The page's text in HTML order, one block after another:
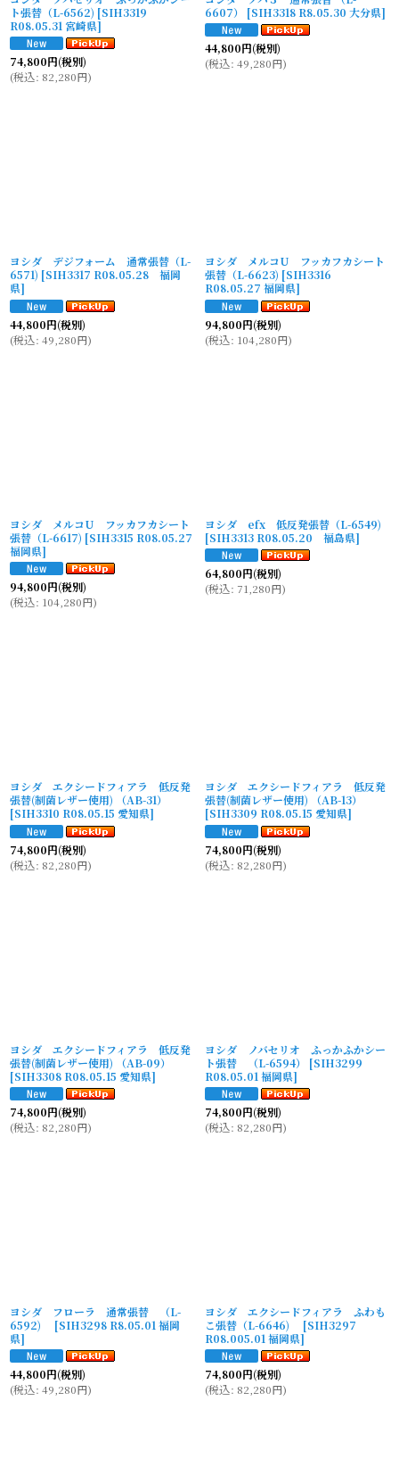
ト張替（L-6562) [SIH3319
R08.05.31 宮崎県]
74,800円(税別)
(税込: 82,280円)
6607）
[SIH3318 R8.05.30 大分県]
44,800円(税別)
(税込: 49,280円)
ヨシダ デジフォーム 通常張替（L-
6571) [SIH3317 R08.05.28 福岡
県]
44,800円(税別)
(税込: 49,280円)
ヨシダ メルコU フッカフカシート
張替（L-6623) [SIH3316
R08.05.27 福岡県]
94,800円(税別)
(税込: 104,280円)
ヨシダ メルコU フッカフカシート
張替（L-6617) [SIH3315 R08.05.27
福岡県]
94,800円(税別)
(税込: 104,280円)
ヨシダ efx 低反発張替（L-6549)
[SIH3313 R08.05.20 福島県]
64,800円(税別)
(税込: 71,280円)
ヨシダ エクシードフィアラ 低反発
張替(制菌レザー使用) （AB-31）
[SIH3310 R08.05.15 愛知県]
74,800円(税別)
(税込: 82,280円)
ヨシダ エクシードフィアラ 低反発
張替(制菌レザー使用) （AB-13）
[SIH3309 R08.05.15 愛知県]
74,800円(税別)
(税込: 82,280円)
ヨシダ エクシードフィアラ 低反発
張替(制菌レザー使用) （AB-09）
[SIH3308 R08.05.15 愛知県]
74,800円(税別)
(税込: 82,280円)
ヨシダ ノバセリオ ふっかふかシー
ト張替 （L-6594）
[SIH3299
R08.05.01 福岡県]
74,800円(税別)
(税込: 82,280円)
ヨシダ フローラ 通常張替 （L-
6592)
[SIH3298 R8.05.01 福岡
県]
44,800円(税別)
(税込: 49,280円)
ヨシダ エクシードフィアラ ふわも
こ張替（L-6646)
[SIH3297
R08.005.01 福岡県]
74,800円(税別)
(税込: 82,280円)